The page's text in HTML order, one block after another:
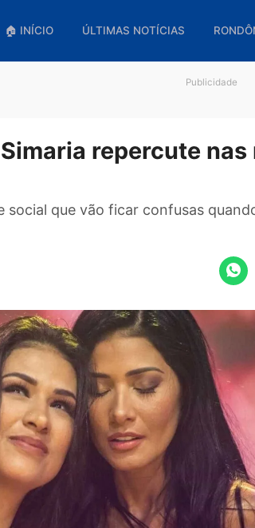
🏠 INÍCIO ÚLTIMAS NOTÍCIAS
e Simaria repercute
social que vão ficar